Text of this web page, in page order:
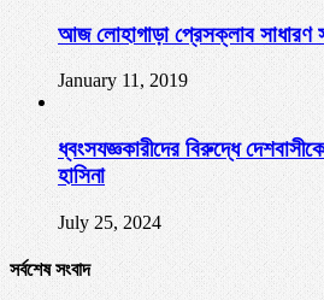
আজ লোহাগাড়া প্রেসক্লাব সাধারণ
January 11, 2019
ধ্বংসযজ্ঞকারীদের বিরুদ্ধে
হাসিনা
July 25, 2024
সর্বশেষ সংবাদ